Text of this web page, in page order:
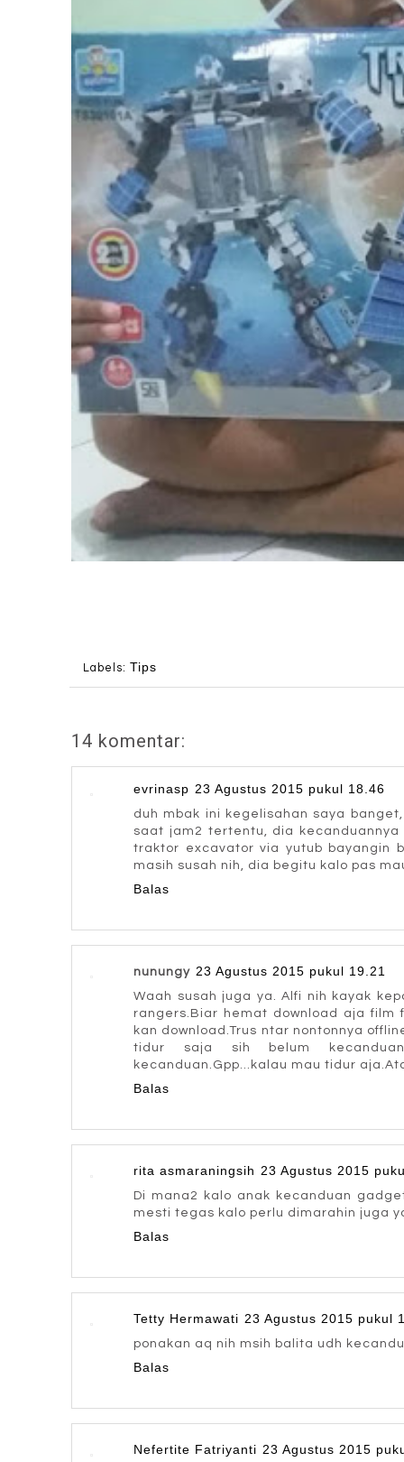
Labels: Tips
14 komentar:
evrinasp 23 Agustus 2015 pukul 18.46
duh mbak ini kegelisahan saya
saat jam2 tertentu, dia
traktor excavator via yutub bayangin
masih susah nih, dia begitu kalo pas
Balas
nunungy 23 Agustus 2015 pukul 19.21
Waah susah juga ya. Alfi nih kayak
rangers.Biar hemat download aja film
kan download.Trus ntar nontonnya
tidur saja sih belum
kecanduan.Gpp...kalau mau tidur
Balas
rita asmaraningsih 23 Agustus 2015
Di mana2 kalo anak kecanduan
mesti tegas kalo perlu dimarahin juga
Balas
Tetty Hermawati 23 Agustus 2015 pukul
ponakan aq nih msih balita udh
Balas
Nefertite Fatriyanti 23 Agustus 2015